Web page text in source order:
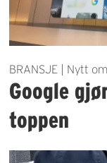
BRANSJE | Nytt
Google
toppen